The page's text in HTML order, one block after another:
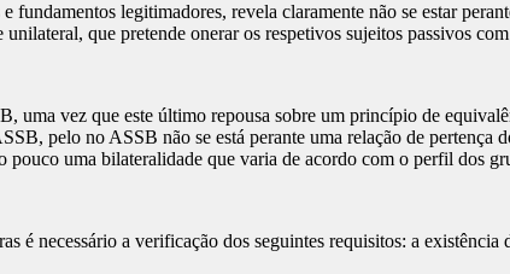
fundamentos legitimadores, revela claramente não se estar
que pretende onerar os respetivos sujeitos passivos
uma vez que este último repousa sobre um princípio de
pelo no ASSB não se está perante uma relação de pertença
pouco uma bilateralidade que varia de acordo com o perfil dos
é necessário a verificação dos seguintes requisitos: a